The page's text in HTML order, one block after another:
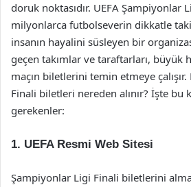
doruk noktasıdır. UEFA Şampiyonlar
milyonlarca futbolseverin dikkatle
insanın hayalini süsleyen bir
geçen takımlar ve taraftarları, büyük
maçın biletlerini temin etmeye
Finali biletleri nereden alınır? İşte bu
gerekenler:
1. UEFA Resmi Web Sitesi
Şampiyonlar Ligi Finali biletlerini